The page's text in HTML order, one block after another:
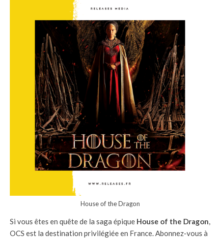
House of the Dragon
Si vous êtes en quête de la saga épique House of the Dragon,
OCS est la destination privilégiée en France. Abonnez-vous à